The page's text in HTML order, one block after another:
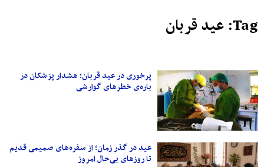
Tag: عید قربان
پرخوری در عید قربان؛ هشدار پزشکان در
باره‌ی خطرهای گوارشی
عید در گذر زمان؛ از سفره‌های صمیمی قدیم
تا روزهای بی‌حال امروز